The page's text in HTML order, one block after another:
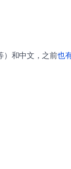
）和中文，之前也